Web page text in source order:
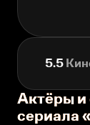
5.5
Актёры и
сериала